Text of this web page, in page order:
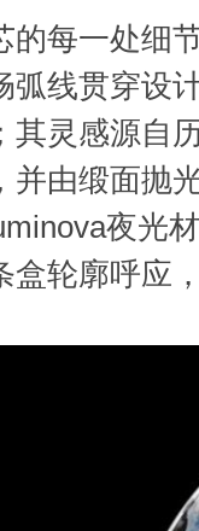
一处细节
弧线贯穿设
其灵感源自
并由缎面抛
夜光
盒轮廓呼应